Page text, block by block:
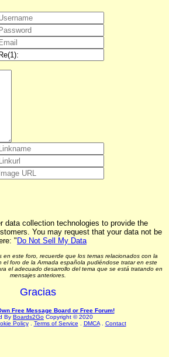
data collection technologies to provide the
You may request that your data not be
" Do Not Sell My Data
en este foro, recuerde que los temas relacionados con la
el foro de la Armada española pudiéndose tratar en este
el adecuado desarrollo del tema que se está tratando en
mensajes anteriores.
Gracias
Free Message Board or Free Forum!
By Boards2Go Copyright © 2020
Policy. Terms of Service DMCA. Contact